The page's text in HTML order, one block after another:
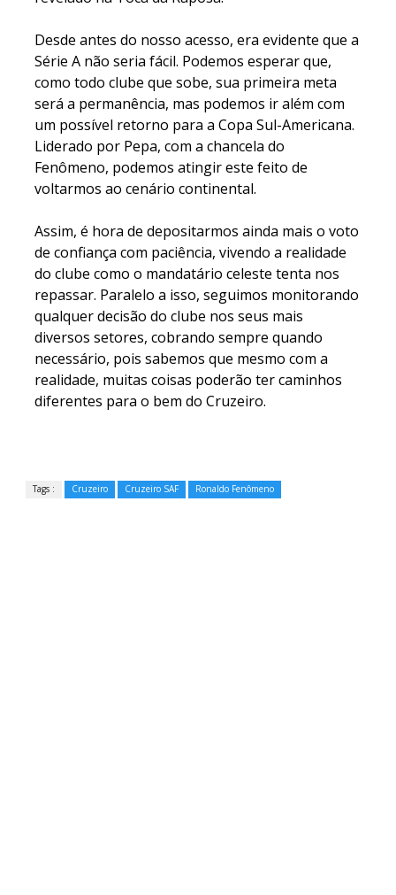
Desde antes do nosso acesso, era evidente que a
Série A não seria fácil. Podemos esperar que,
como todo clube que sobe, sua primeira meta
será a permanência, mas podemos ir além com
um possível retorno para a Copa Sul-Americana.
Liderado por Pepa, com a chancela do
Fenômeno, podemos atingir este feito de
voltarmos ao cenário continental.
Assim, é hora de depositarmos ainda mais o voto
de confiança com paciência, vivendo a realidade
do clube como o mandatário celeste tenta nos
repassar. Paralelo a isso, seguimos monitorando
qualquer decisão do clube nos seus mais
diversos setores, cobrando sempre quando
necessário, pois sabemos que mesmo com a
realidade, muitas coisas poderão ter caminhos
diferentes para o bem do Cruzeiro.
Tags : Cruzeiro Cruzeiro SAF Ronaldo Fenômeno